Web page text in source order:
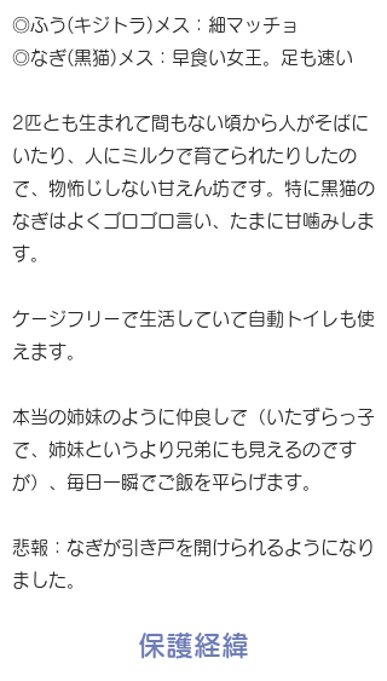
◎ふう(キジトラ)メス：細マッチョ
◎なぎ(黒猫)メス：早食い女王。足も速い
2匹とも生まれて間もない頃から人がそばに
いたり、人にミルクで育てられたりしたの
で、物怖じしない甘えん坊です。特に黒猫の
なぎはよくゴロゴロ言い、たまに甘噛みしま
す。
ケージフリーで生活していて自動トイレも使
えます。
本当の姉妹のように仲良しで（いたずらっ子
で、姉妹というより兄弟にも見えるのです
が）、毎日一瞬でご飯を平らげます。
悲報：なぎが引き戸を開けられるようになり
ました。
保護経緯